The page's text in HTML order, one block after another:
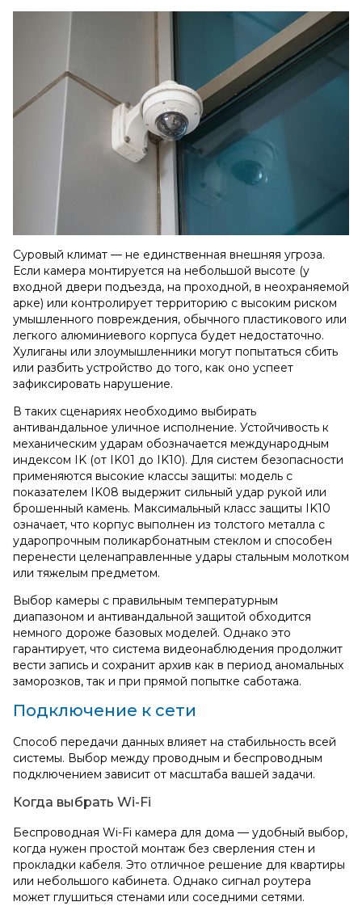
Суровый климат — не единственная внешняя угроза.
Если камера монтируется на небольшой высоте (у
входной двери подъезда, на проходной, в неохраняемой
арке) или контролирует территорию с высоким риском
умышленного повреждения, обычного пластикового или
легкого алюминиевого корпуса будет недостаточно.
Хулиганы или злоумышленники могут попытаться сбить
или разбить устройство до того, как оно успеет
зафиксировать нарушение.
В таких сценариях необходимо выбирать
антивандальное уличное исполнение. Устойчивость к
механическим ударам обозначается международным
индексом IK (от IK01 до IK10). Для систем безопасности
применяются высокие классы защиты: модель с
показателем IK08 выдержит сильный удар рукой или
брошенный камень. Максимальный класс защиты IK10
означает, что корпус выполнен из толстого металла с
ударопрочным поликарбонатным стеклом и способен
перенести целенаправленные удары стальным молотком
или тяжелым предметом.
Выбор камеры с правильным температурным
диапазоном и антивандальной защитой обходится
немного дороже базовых моделей. Однако это
гарантирует, что система видеонаблюдения продолжит
вести запись и сохранит архив как в период аномальных
заморозков, так и при прямой попытке саботажа.
Подключение к сети
Способ передачи данных влияет на стабильность всей
системы. Выбор между проводным и беспроводным
подключением зависит от масштаба вашей задачи.
Когда выбрать Wi‑Fi
Беспроводная Wi-Fi камера для дома — удобный выбор,
когда нужен простой монтаж без сверления стен и
прокладки кабеля. Это отличное решение для квартиры
или небольшого кабинета. Однако сигнал роутера
может глушиться стенами или соседними сетями.